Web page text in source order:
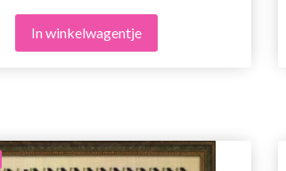
In winkelwagentje